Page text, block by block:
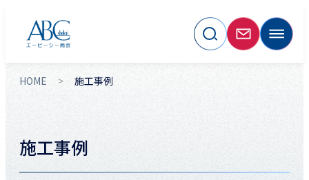
HOME 施工事例
施工事例